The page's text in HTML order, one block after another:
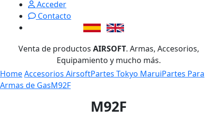
Acceder
Contacto
Venta de productos AIRSOFT. Armas, Accesorios,
Equipamiento y mucho más.
HomeAccesorios AirsoftPartes Tokyo MaruiPartes Para
Armas de GasM92F
M92F